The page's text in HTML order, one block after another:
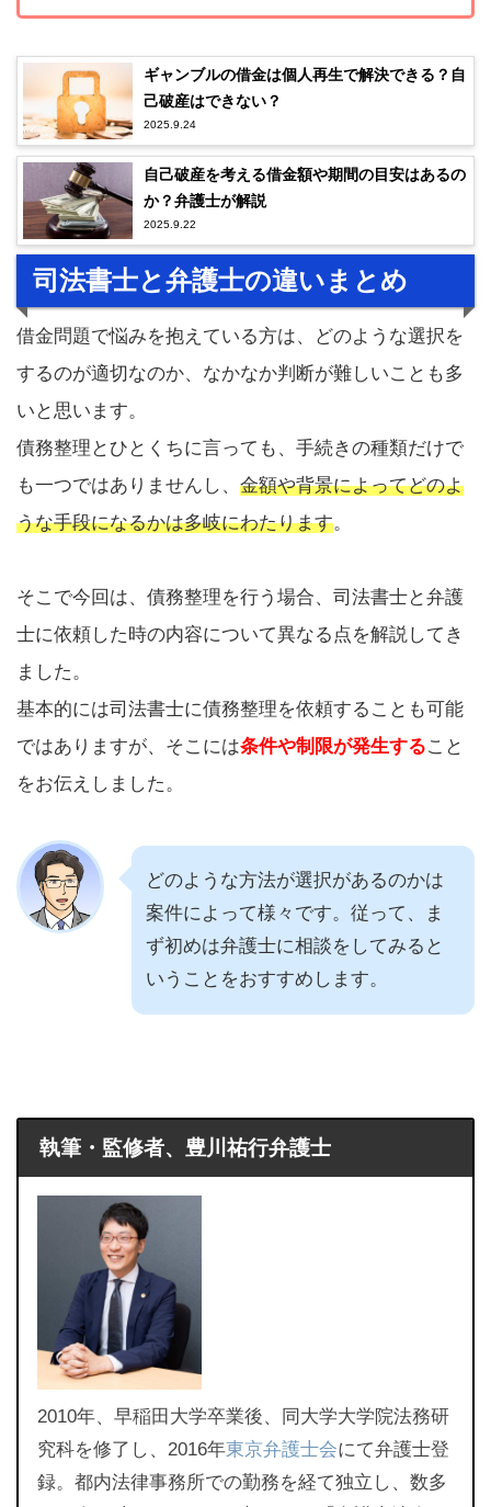
ギャンブルの借金は個人再生で解決できる？自
己破産はできない？
2025.9.24
自己破産を考える借金額や期間の目安はあるの
か？弁護士が解説
2025.9.22
司法書士と弁護士の違いまとめ
借金問題で悩みを抱えている方は、どのような選択を
するのが適切なのか、なかなか判断が難しいことも多
いと思います。
債務整理とひとくちに言っても、手続きの種類だけで
も一つではありませんし、 金額や背景によってどのよ
うな手段になるかは多岐にわたります。
そこで今回は、債務整理を行う場合、司法書士と弁護
士に依頼した時の内容について異なる点を解説してき
ました。
基本的には司法書士に債務整理を依頼することも可能
ではありますが、そこには条件や制限が発生すること
をお伝えしました。
どのような方法が選択があるのかは
案件によって様々です。従って、ま
ず初めは弁護士に相談をしてみると
いうことをおすすめします。
執筆・監修者、豊川祐行弁護士
2010年、早稲田大学卒業後、同大学大学院法務研
究科を修了し、2016年東京弁護士会にて弁護士登
録。都内法律事務所での勤務を経て独立し、数多